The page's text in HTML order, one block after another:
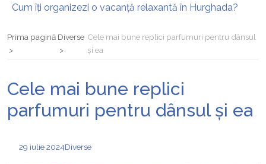
Cum îți organizezi o vacanță relaxantă în Hurghada?
Multisite WordPress și Mastodon: cum gestionezi mai multe site-uri
Prima pagină Diverse Cele mai bune replici parfumuri pentru dânsul
și ea
Cele mai bune replici
parfumuri pentru dânsul și ea
29 iulie 2024Diverse